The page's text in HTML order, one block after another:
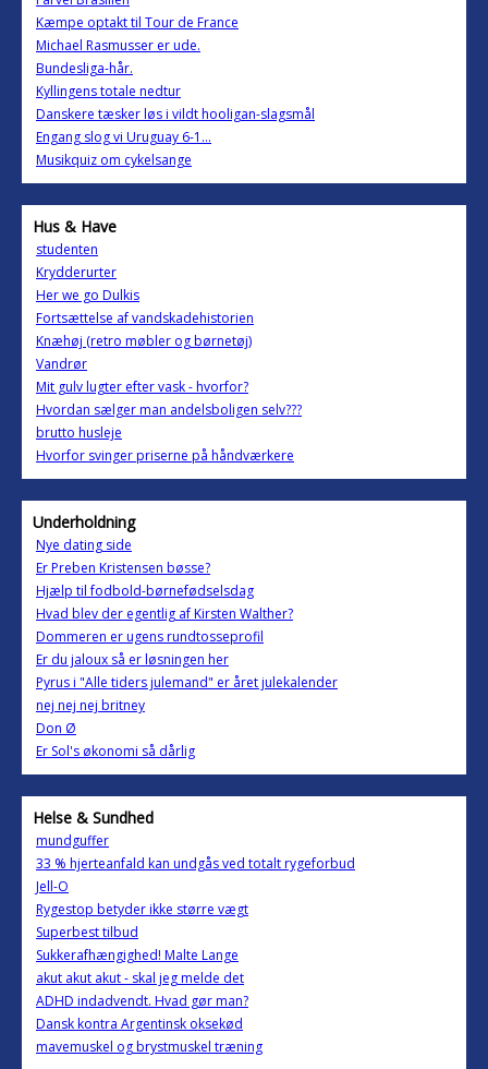
Kæmpe optakt til Tour de France
Michael Rasmusser er ude.
Bundesliga-hår.
Kyllingens totale nedtur
Danskere tæsker løs i vildt hooligan-slagsmål
Engang slog vi Uruguay 6-1...
Musikquiz om cykelsange
Hus & Have
studenten
Krydderurter
Her we go Dulkis
Fortsættelse af vandskadehistorien
Knæhøj (retro møbler og børnetøj)
Vandrør
Mit gulv lugter efter vask - hvorfor?
Hvordan sælger man andelsboligen selv???
brutto husleje
Hvorfor svinger priserne på håndværkere
Underholdning
Nye dating side
Er Preben Kristensen bøsse?
Hjælp til fodbold-børnefødselsdag
Hvad blev der egentlig af Kirsten Walther?
Dommeren er ugens rundtosseprofil
Er du jaloux så er løsningen her
Pyrus i "Alle tiders julemand" er året julekalender
nej nej nej britney
Don Ø
Er Sol's økonomi så dårlig
Helse & Sundhed
mundguffer
33 % hjerteanfald kan undgås ved totalt rygeforbud
Jell-O
Rygestop betyder ikke større vægt
Superbest tilbud
Sukkerafhængighed! Malte Lange
akut akut akut - skal jeg melde det
ADHD indadvendt. Hvad gør man?
Dansk kontra Argentinsk oksekød
mavemuskel og brystmuskel træning